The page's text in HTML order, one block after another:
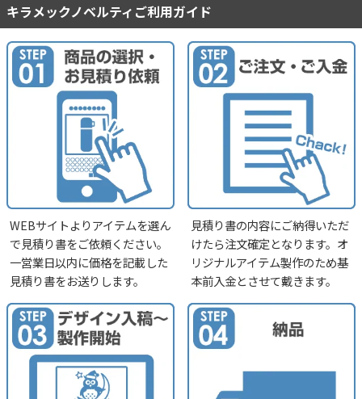
キラメックノベルティご利用ガイド
WEBサイトよりアイテムを選ん
で見積り書をご依頼ください。
一営業日以内に価格を記載した
見積り書をお送りします。
見積り書の内容にご納得いただ
けたら注文確定となります。オ
リジナルアイテム製作のため基
本前入金とさせて戴きます。